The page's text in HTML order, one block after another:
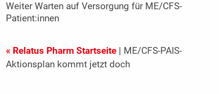
Weiter Warten auf Versorgung für ME/CFS-
Patient:innen
« Relatus Pharm Startseite| ME/CFS-PAIS-
Aktionsplan kommt jetzt doch